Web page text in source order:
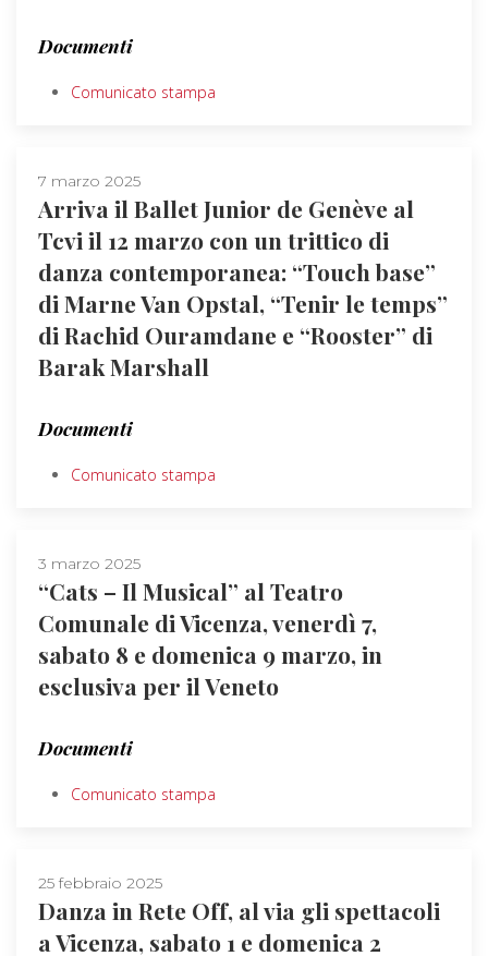
Documenti
Comunicato stampa
7 marzo 2025
Arriva il Ballet Junior de Genève al
Tcvi il 12 marzo con un trittico di
danza contemporanea: “Touch base”
di Marne Van Opstal, “Tenir le temps”
di Rachid Ouramdane e “Rooster” di
Barak Marshall
Documenti
Comunicato stampa
3 marzo 2025
“Cats – Il Musical” al Teatro
Comunale di Vicenza, venerdì 7,
sabato 8 e domenica 9 marzo, in
esclusiva per il Veneto
Documenti
Comunicato stampa
25 febbraio 2025
Danza in Rete Off, al via gli spettacoli
a Vicenza, sabato 1 e domenica 2